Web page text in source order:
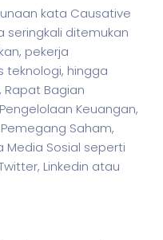
kata Causative
seringkali ditemukan
pekerja
teknologi, hingga
Bagian
Keuangan,
Saham,
Media Sosial seperti
Linkedin atau